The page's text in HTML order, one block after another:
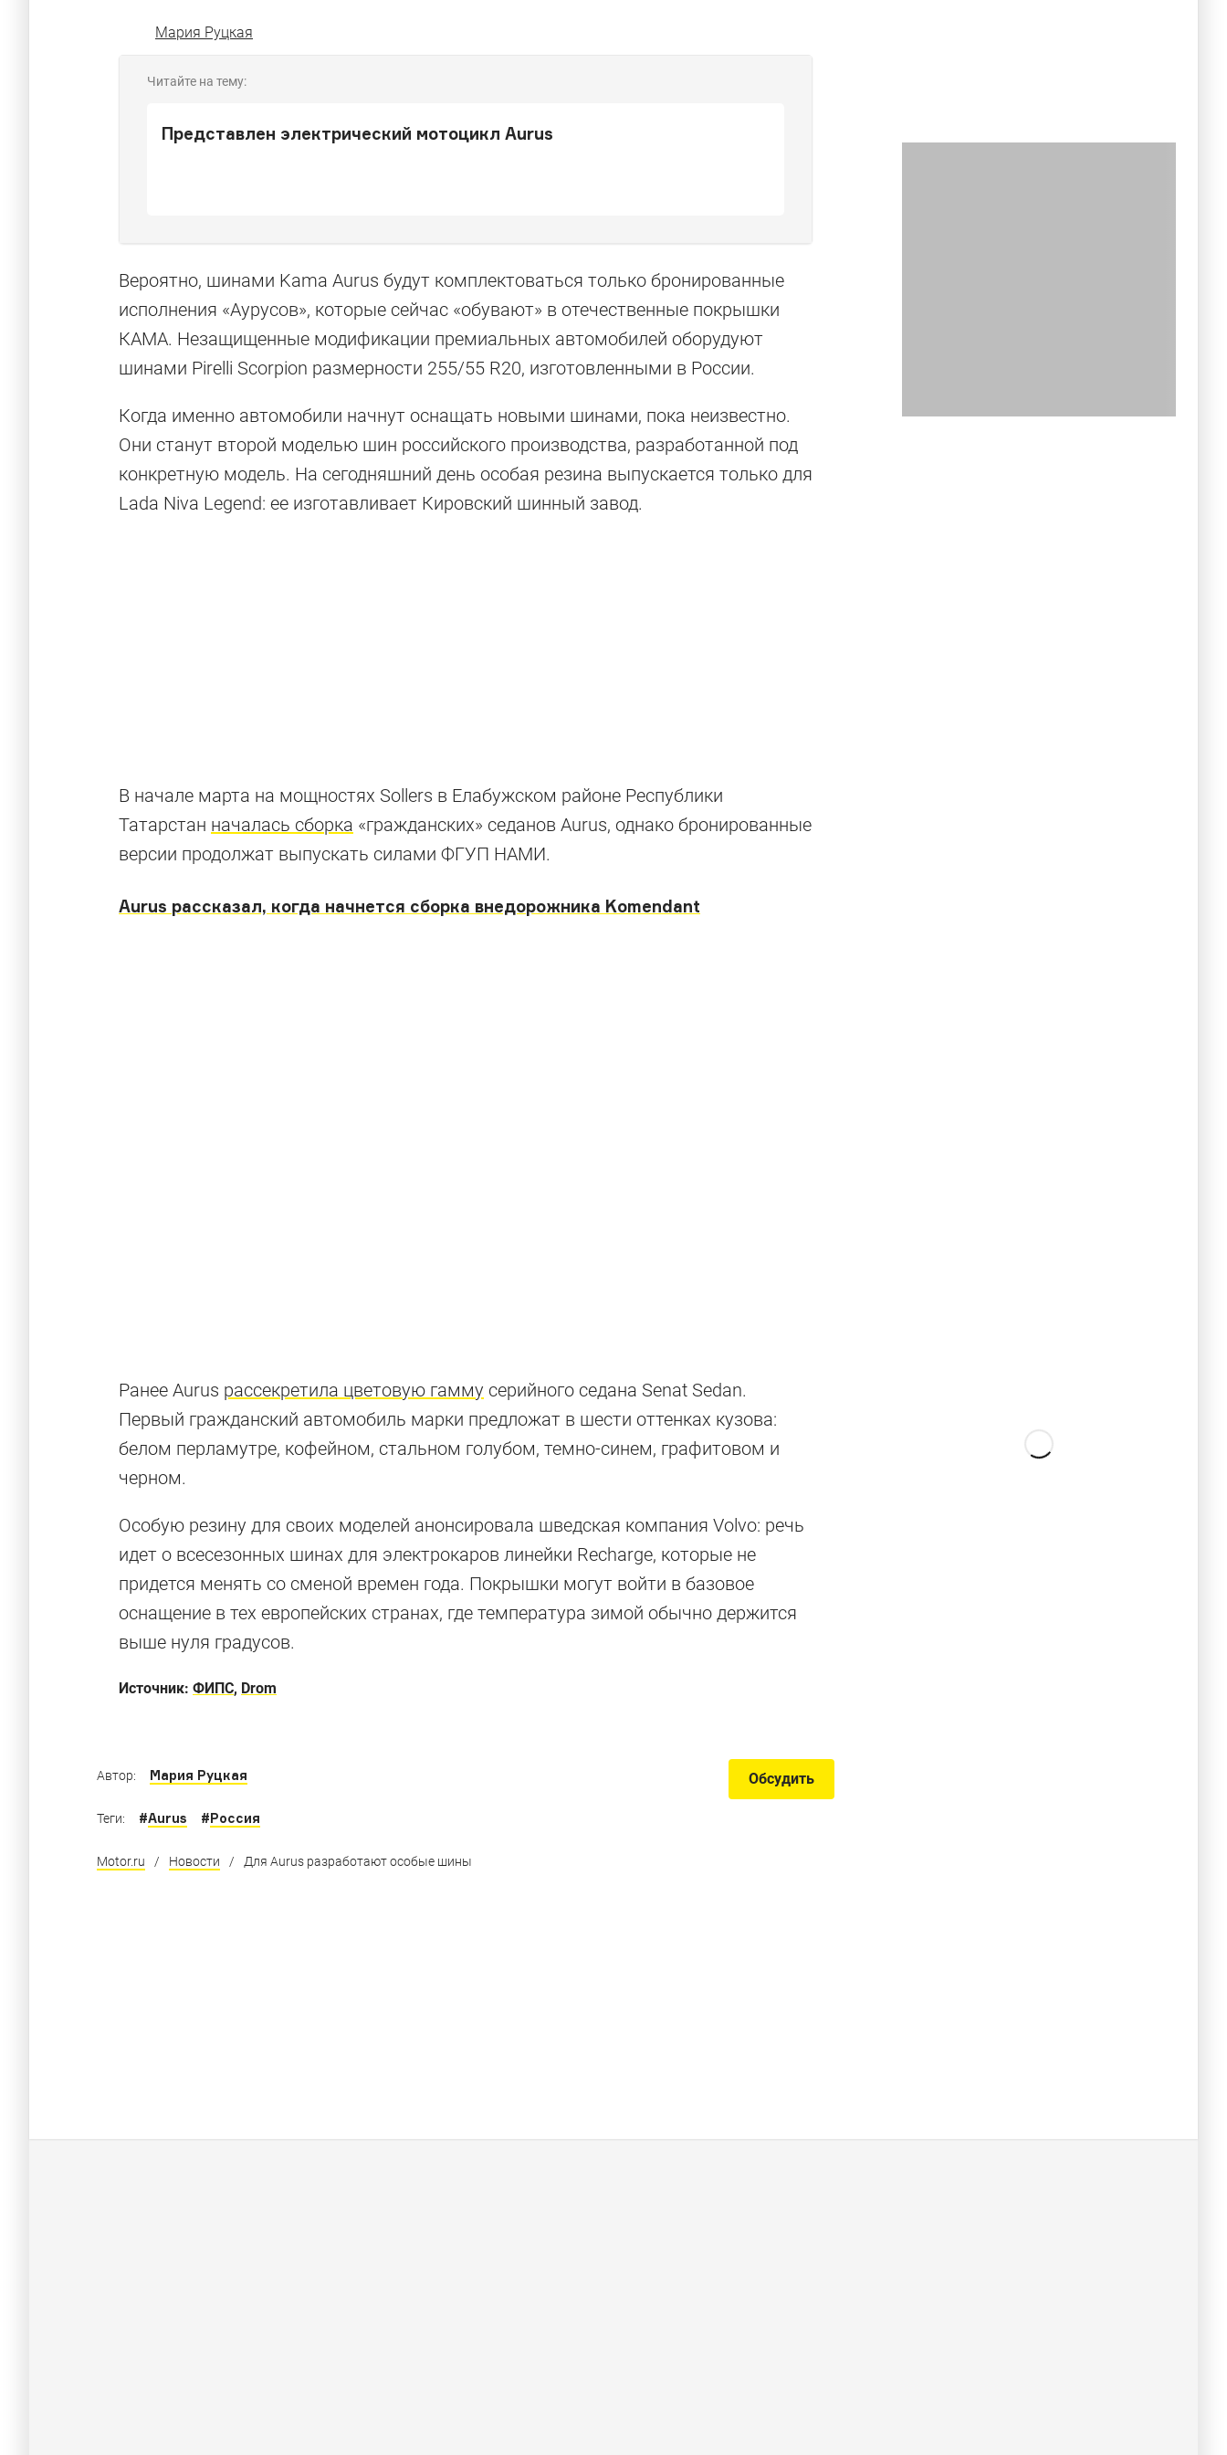
Мария Руцкая
Читайте на тему:
Представлен электрический мотоцикл Aurus
Вероятно, шинами Kama Aurus будут комплектоваться только бронированные
исполнения «Аурусов», которые сейчас «обувают» в отечественные покрышки
КАМА. Незащищенные модификации премиальных автомобилей оборудуют
шинами Pirelli Scorpion размерности 255/55 R20, изготовленными в России.
Когда именно автомобили начнут оснащать новыми шинами, пока неизвестно.
Они станут второй моделью шин российского производства, разработанной под
конкретную модель. На сегодняшний день особая резина выпускается только для
Lada Niva Legend: ее изготавливает Кировский шинный завод.
В начале марта на мощностях Sollers в Елабужском районе Республики
Татарстан началась сборка «гражданских» седанов Aurus, однако бронированные
версии продолжат выпускать силами ФГУП НАМИ.
Aurus рассказал, когда начнется сборка внедорожника Komendant
Ранее Aurus рассекретила цветовую гамму серийного седана Senat Sedan.
Первый гражданский автомобиль марки предложат в шести оттенках кузова:
белом перламутре, кофейном, стальном голубом, темно-синем, графитовом и
черном.
Особую резину для своих моделей анонсировала шведская компания Volvo: речь
идет о всесезонных шинах для электрокаров линейки Recharge, которые не
придется менять со сменой времен года. Покрышки могут войти в базовое
оснащение в тех европейских странах, где температура зимой обычно держится
выше нуля градусов.
Источник: ФИПС, Drom
Aurus в деталях
Рассматриваем во всех подробностях седан проекта «Кортеж»
Обсудить
Автор: Мария Руцкая
Теги: #Aurus #Россия
Motor.ru / Новости / Для Aurus разработают особые шины